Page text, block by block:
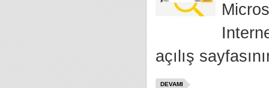
açılış
DEVAMI